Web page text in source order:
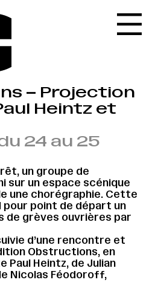
– Projection
Heintz et
24 au 25
un groupe de
sur un espace scénique
une chorégraphie. Cette
point de départ un
de grèves ouvrières par
d’une rencontre et
Obstructions, en
Paul Heintz, de Julian
Nicolas Féodoroff,